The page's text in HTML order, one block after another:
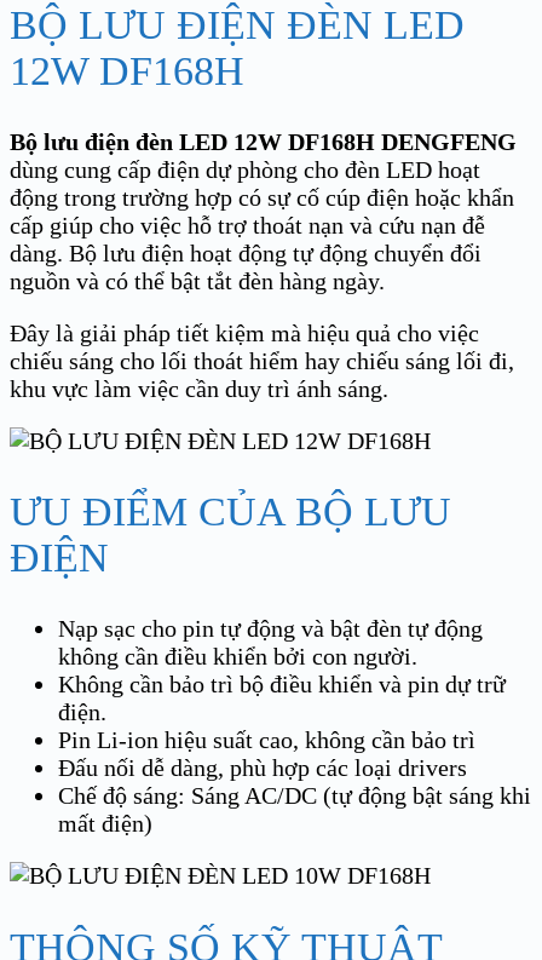
BỘ LƯU ĐIỆN ĐÈN LED
12W DF168H
Bộ lưu điện đèn LED 12W DF168H DENGFENG
dùng cung cấp điện dự phòng cho đèn LED hoạt
động trong trường hợp có sự cố cúp điện hoặc khẩn
cấp giúp cho việc hỗ trợ thoát nạn và cứu nạn đễ
dàng. Bộ lưu điện hoạt động tự động chuyển đổi
nguồn và có thể bật tắt đèn hàng ngày.
Đây là giải pháp tiết kiệm mà hiệu quả cho việc
chiếu sáng cho lối thoát hiểm hay chiếu sáng lối đi,
khu vực làm việc cần duy trì ánh sáng.
ƯU ĐIỂM CỦA BỘ LƯU
ĐIỆN
Nạp sạc cho pin tự động và bật đèn tự động
không cần điều khiển bởi con người.
Không cần bảo trì bộ điều khiển và pin dự trữ
điện.
Pin Li-ion hiệu suất cao, không cần bảo trì
Đấu nối dễ dàng, phù hợp các loại drivers
Chế độ sáng: Sáng AC/DC (tự động bật sáng khi
mất điện)
THÔNG SỐ KỸ THUẬT